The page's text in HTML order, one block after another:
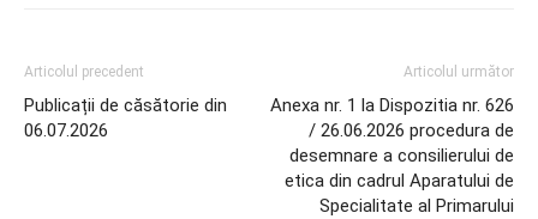
Articolul precedent
Publicații de căsătorie din
06.07.2026
Articolul următor
Anexa nr. 1 la Dispozitia nr. 626
/ 26.06.2026 procedura de
desemnare a consilierului de
etica din cadrul Aparatului de
Specialitate al Primarului